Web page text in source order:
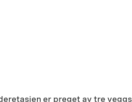
er preget av tre